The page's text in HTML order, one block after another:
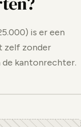
is er een
zelf zonder
kantonrechter.